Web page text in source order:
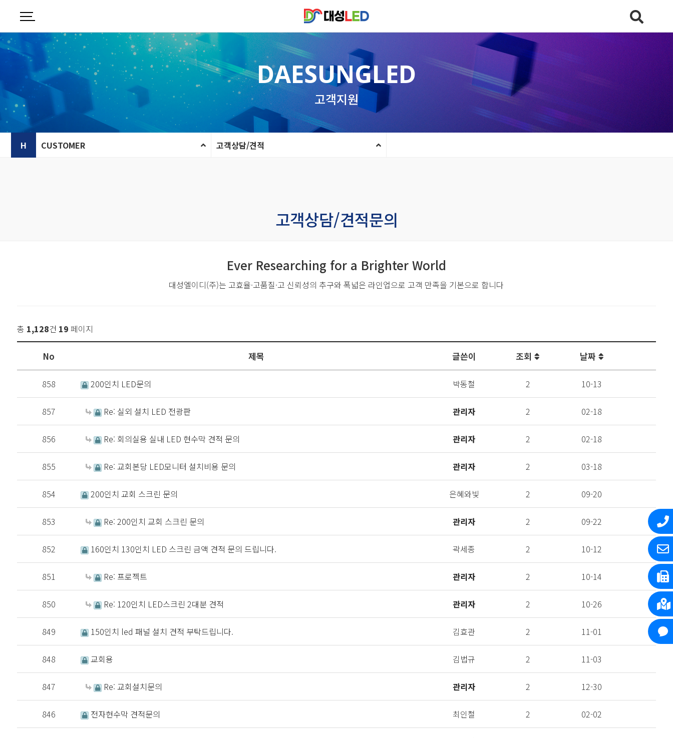
DAESUNGLED
고객지원
H CUSTOMER 고객상담/견적
고객상담/견적문의
Ever Researching for a Brighter World
대성엘이디(주)는 고효율·고품질·고 신뢰성의 추구와폭넓은 라인업으로 고객 만족을 기본으로 합니다
총 1,128건 19 페이지
No 제목 글쓴이 조회 날짜
858 200인치 LED문의 박동철 2 10-13
857 Re: 실외 설치 LED 전광판 관리자 2 02-18
856 Re: 회의실용 실내 LED 현수막 견적 문의 관리자 2 02-18
855 Re: 교회본당 LED모니터 설치비용 문의 관리자 2 03-18
854 200인치 교회 스크린 문의 은혜와빛 2 09-20
853 Re: 200인치 교회 스크린 문의 관리자 2 09-22
852 160인치 130인치 LED 스크린 금액 견적 문의 드립니다. 곽세종 2 10-12
851 Re: 프로젝트 관리자 2 10-14
850 Re: 120인치 LED스크린 2대분 견적 관리자 2 10-26
849 150인치 led 패널 설치 견적 부탁드립니다. 김효관 2 11-01
848 교회용 김법규 2 11-03
847 Re: 교회설치문의 관리자 2 12-30
846 전자현수막 견적문의 최인철 2 02-02